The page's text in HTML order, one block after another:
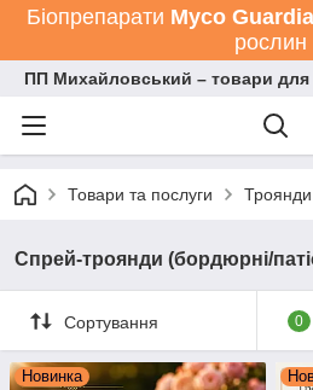
Біопрепарати Мyco
рослин
ПП Михайловський – товари для
Товари та послуги
Спрей-троянди (бордюрні/
Сортування 0
Новинка